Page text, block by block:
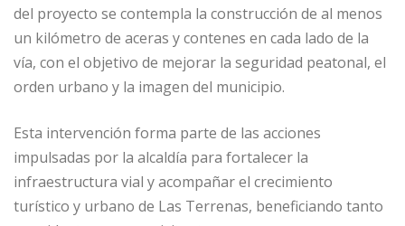
del proyecto se contempla la construcción de al menos
un kilómetro de aceras y contenes en cada lado de la
vía, con el objetivo de mejorar la seguridad peatonal, el
orden urbano y la imagen del municipio.
Esta intervención forma parte de las acciones
impulsadas por la alcaldía para fortalecer la
infraestructura vial y acompañar el crecimiento
turístico y urbano de Las Terrenas, beneficiando tanto